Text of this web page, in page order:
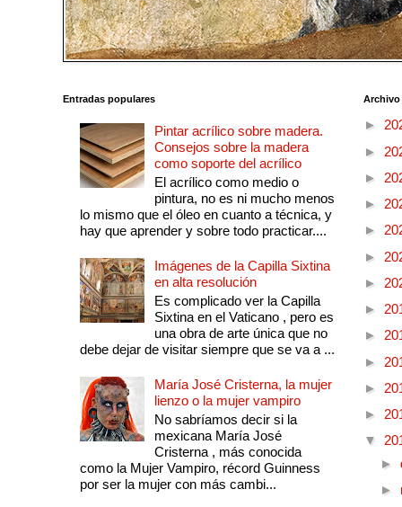
Entradas populares
Pintar acrílico sobre madera.
Consejos sobre la madera
como soporte del acrílico
El acrílico como medio o
pintura, no es ni mucho menos
lo mismo que el óleo en cuanto a técnica, y
hay que aprender y sobre todo practicar....
Imágenes de la Capilla Sixtina
en alta resolución
Es complicado ver la Capilla
Sixtina en el Vaticano , pero es
una obra de arte única que no
debe dejar de visitar siempre que se va a ...
María José Cristerna, la mujer
lienzo o la mujer vampiro
No sabríamos decir si la
mexicana María José
Cristerna , más conocida
como la Mujer Vampiro, récord Guinness
por ser la mujer con más cambi...
►
►
►
►
►
►
►
►
►
►
►
►
▼
►
►